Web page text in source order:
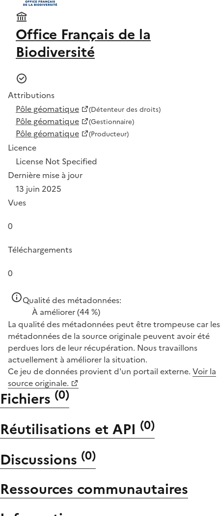
Office Français de la
Biodiversité
Attributions
Pôle géomatique
(Détenteur des droits)
Pôle géomatique (Gestionnaire)
Pôle géomatique (Producteur)
Licence
License Not Specified
Dernière mise à jour
13 juin 2025
Vues
0
Téléchargements
0
Qualité des métadonnées:
À améliorer(44 %)
La qualité des métadonnées peut être trompeuse car les
métadonnées de la source originale peuvent avoir été
perdues lors de leur récupération. Nous travaillons
actuellement à améliorer la situation.
Ce jeu de données provient d'un portail externe. Voir la
source originale.
Fichiers (0)
Réutilisations et API (0)
Discussions (0)
Ressources communautaires